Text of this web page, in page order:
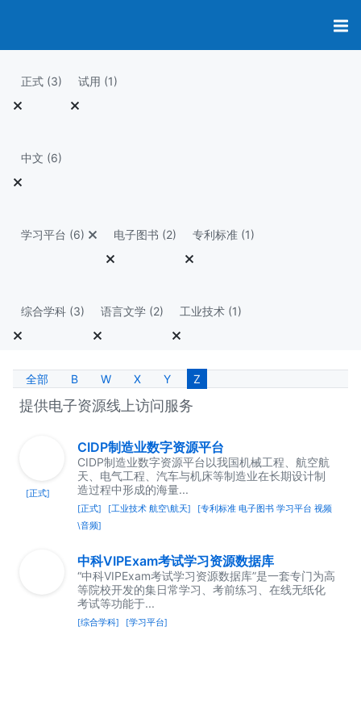
正式 (3) 试用 (1)
中文 (6)
学习平台 (6) 电子图书 (2) 专利标准 (1)
综合学科 (3) 语言文学 (2) 工业技术 (1)
全部 B W X Y Z
提供电子资源线上访问服务
[正式]
CIDP制造业数字资源平台
CIDP制造业数字资源平台以我国机械工程、航空航
天、电气工程、汽车与机床等制造业在长期设计制
造过程中形成的海量...
[正式] [工业技术 航空\航天]
[专利标准 电子图书 学习平台 视频
\音频]
中科VIPExam考试学习资源数据库
“中科VIPExam考试学习资源数据库”是一套专门为高
等院校开发的集日常学习、考前练习、在线无纸化
考试等功能于...
[综合学科] [学习平台]